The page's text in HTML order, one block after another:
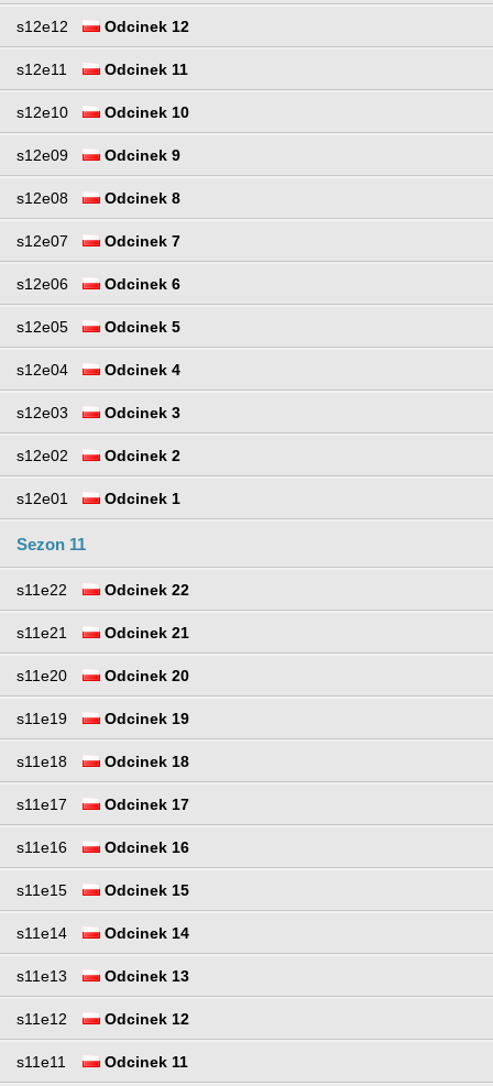
s12e12 Odcinek 12
s12e11 Odcinek 11
s12e10 Odcinek 10
s12e09 Odcinek 9
s12e08 Odcinek 8
s12e07 Odcinek 7
s12e06 Odcinek 6
s12e05 Odcinek 5
s12e04 Odcinek 4
s12e03 Odcinek 3
s12e02 Odcinek 2
s12e01 Odcinek 1
Sezon 11
s11e22 Odcinek 22
s11e21 Odcinek 21
s11e20 Odcinek 20
s11e19 Odcinek 19
s11e18 Odcinek 18
s11e17 Odcinek 17
s11e16 Odcinek 16
s11e15 Odcinek 15
s11e14 Odcinek 14
s11e13 Odcinek 13
s11e12 Odcinek 12
s11e11 Odcinek 11